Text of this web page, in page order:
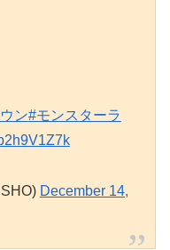
ン#モンスターラ
December 14,